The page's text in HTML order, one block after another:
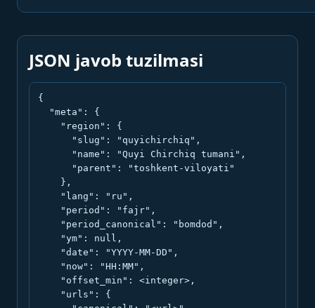
JSON javob tuzilmasi
{
  "meta": {
    "region": {
      "slug": "quyichirchiq",
      "name": "Quyi Chirchiq tumani",
      "parent": "toshkent-viloyati"
    },
    "lang": "ru",
    "period": "fajr",
    "period_canonical": "bomdod",
    "ym": null,
    "date": "YYYY-MM-DD",
    "now": "HH:MM",
    "offset_min": <integer>,
    "urls": {